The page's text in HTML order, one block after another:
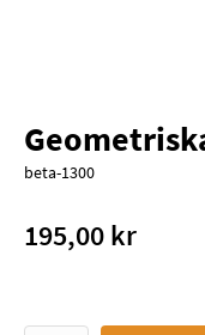
beta-1300
195,00 kr